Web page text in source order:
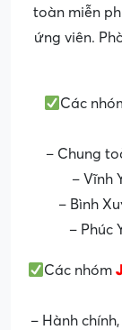
toàn miễn
ứng viên.
Các
– Chung
– Vĩnh
– Bình
– Phúc
Các nhóm
– Hành